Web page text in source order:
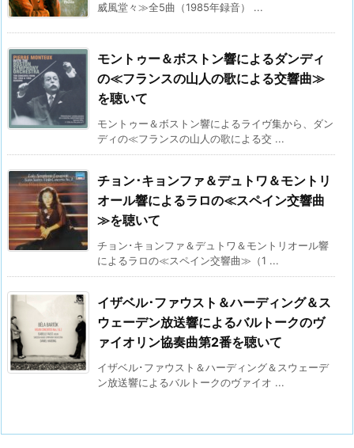
威風堂々≫全5曲（1985年録音） ...
モントゥー＆ボストン響によるダンディ
の≪フランスの山人の歌による交響曲≫
を聴いて
モントゥー＆ボストン響によるライヴ集から、ダン
ディの≪フランスの山人の歌による交 ...
チョン･キョンファ＆デュトワ＆モントリ
オール響によるラロの≪スペイン交響曲
≫を聴いて
チョン･キョンファ＆デュトワ＆モントリオール響
によるラロの≪スペイン交響曲≫（1 ...
イザベル･ファウスト＆ハーディング＆ス
ウェーデン放送響によるバルトークのヴ
ァイオリン協奏曲第2番を聴いて
イザベル･ファウスト＆ハーディング＆スウェーデ
ン放送響によるバルトークのヴァイオ ...